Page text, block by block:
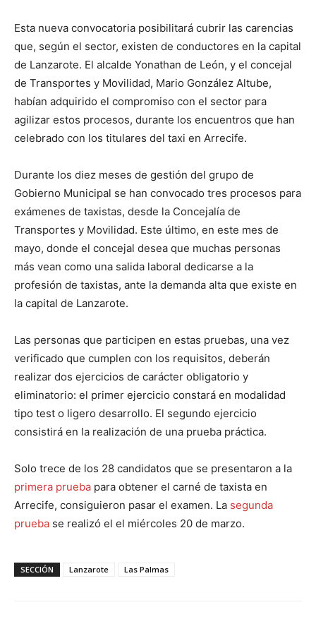
Esta nueva convocatoria posibilitará cubrir las carencias
que, según el sector, existen de conductores en la capital
de Lanzarote. El alcalde Yonathan de León, y el concejal
de Transportes y Movilidad, Mario González Altube,
habían adquirido el compromiso con el sector para
agilizar estos procesos, durante los encuentros que han
celebrado con los titulares del taxi en Arrecife.
Durante los diez meses de gestión del grupo de
Gobierno Municipal se han convocado tres procesos para
exámenes de taxistas, desde la Concejalía de
Transportes y Movilidad. Este último, en este mes de
mayo, donde el concejal desea que muchas personas
más vean como una salida laboral dedicarse a la
profesión de taxistas, ante la demanda alta que existe en
la capital de Lanzarote.
Las personas que participen en estas pruebas, una vez
verificado que cumplen con los requisitos, deberán
realizar dos ejercicios de carácter obligatorio y
eliminatorio: el primer ejercicio constará en modalidad
tipo test o ligero desarrollo. El segundo ejercicio
consistirá en la realización de una prueba práctica.
Solo trece de los 28 candidatos que se presentaron a la
primera prueba para obtener el carné de taxista en
Arrecife, consiguieron pasar el examen. La segunda
prueba se realizó el el miércoles 20 de marzo.
SECCIÓN Lanzarote Las Palmas